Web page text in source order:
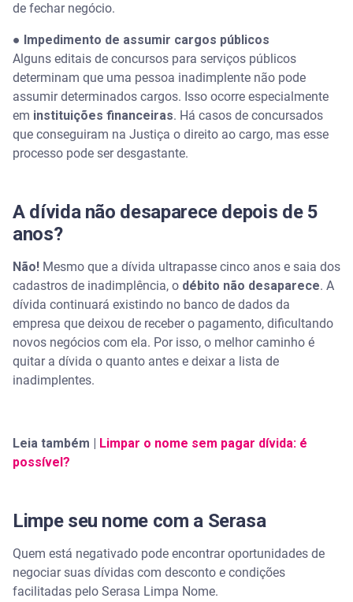
de fechar negócio.
● Impedimento de assumir cargos públicos
Alguns editais de concursos para serviços públicos
determinam que uma pessoa inadimplente não pode
assumir determinados cargos. Isso ocorre especialmente
em instituições financeiras. Há casos de concursados
que conseguiram na Justiça o direito ao cargo, mas esse
processo pode ser desgastante.
A dívida não desaparece depois de 5
anos?
Não! Mesmo que a dívida ultrapasse cinco anos e saia dos
cadastros de inadimplência, o débito não desaparece. A
dívida continuará existindo no banco de dados da
empresa que deixou de receber o pagamento, dificultando
novos negócios com ela. Por isso, o melhor caminho é
quitar a dívida o quanto antes e deixar a lista de
inadimplentes.
Leia também |
Limpar o nome sem pagar dívida: é
possível?
Limpe seu nome com a Serasa
Quem está negativado pode encontrar oportunidades de
negociar suas dívidas com desconto e condições
facilitadas pelo Serasa Limpa Nome.